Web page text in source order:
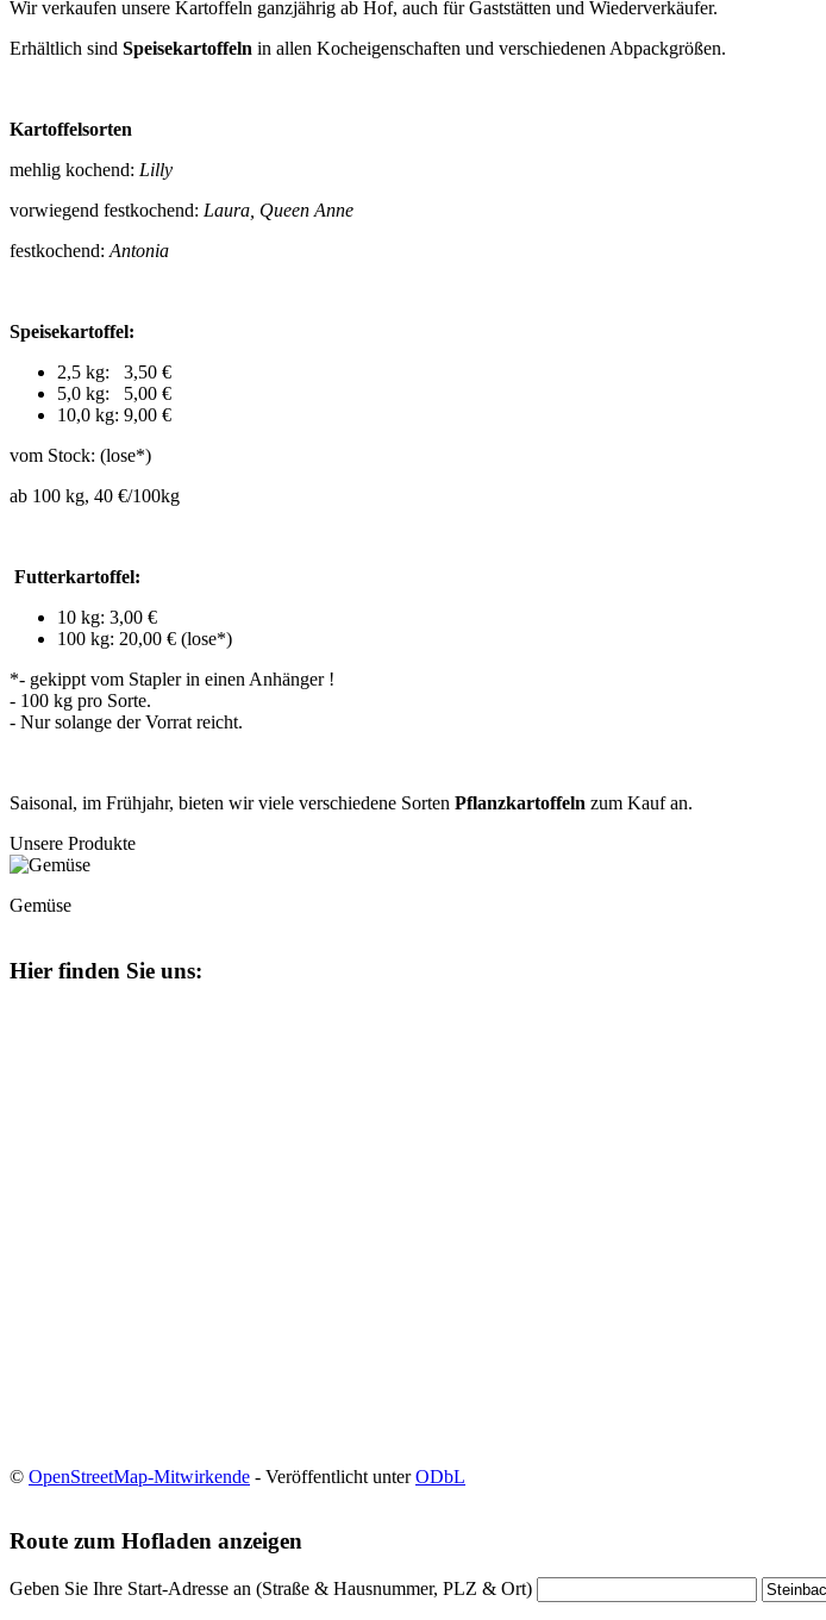
Wir verkaufen unsere Kartoffeln ganzjährig ab Hof, auch für Gaststätten und Wiederverkäufer.
Erhältlich sind Speisekartoffeln in allen Kocheigenschaften und verschiedenen Abpackgrößen.
Kartoffelsorten
mehlig kochend: Lilly
vorwiegend festkochend: Laura, Queen Anne
festkochend: Antonia
Speisekartoffel:
2,5 kg: 3,50 €
5,0 kg: 5,00 €
10,0 kg: 9,00 €
vom Stock: (lose*)
ab 100 kg, 40 €/100kg
Futterkartoffel:
10 kg: 3,00 €
100 kg: 20,00 € (lose*)
*- gekippt vom Stapler in einen Anhänger !
- 100 kg pro Sorte.
- Nur solange der Vorrat reicht.
Saisonal, im Frühjahr, bieten wir viele verschiedene Sorten Pflanzkartoffeln zum Kauf an.
Unsere Produkte
Gemüse
Hier finden Sie uns:
© OpenStreetMap-Mitwirkende - Veröffentlicht unterODbL
Route zum Hofladen anzeigen
Geben Sie Ihre Start-Adresse an (Straße & Hausnummer, PLZ & Ort)